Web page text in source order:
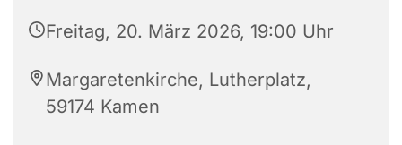
Freitag, 20. März 2026, 19:00 Uhr
Margaretenkirche, Lutherplatz,
59174 Kamen